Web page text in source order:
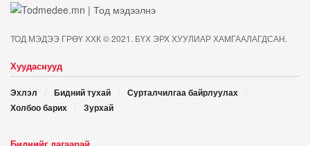
ТОД МЭДЭЭ ГРӨҮ ХХК © 2021. БҮХ ЭРХ ХУУЛИАР ХАМГААЛАГДСАН.
Хуудаснууд
Эхлэл Бидний тухай
Сурталчилгаа байрлуулах
Холбоо барих
Зурхай
Биднийг дагаарай